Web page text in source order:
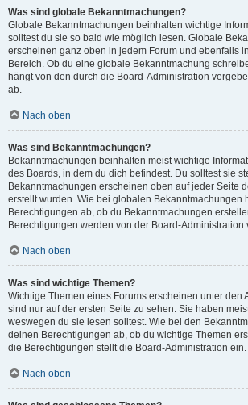
Was sind globale Bekanntmachungen?
Globale Bekanntmachungen beinhalten wichtige
solltest du sie so bald wie möglich lesen. Globale
erscheinen ganz oben in jedem Forum und ebenfalls
Bereich. Ob du eine globale Bekanntmachung
hängt von den durch die Board-Administration
ab.
Nach oben
Was sind Bekanntmachungen?
Bekanntmachungen beinhalten meist wichtige
des Boards, in dem du dich befindest. Du solltest sie
Bekanntmachungen erscheinen oben auf jeder Seite
erstellt wurden. Wie bei globalen Bekanntmachungen
Berechtigungen ab, ob du Bekanntmachungen
Berechtigungen werden von der Board-Administration
Nach oben
Was sind wichtige Themen?
Wichtige Themen eines Forums erscheinen unter den
sind nur auf der ersten Seite zu sehen. Sie haben
weswegen du sie lesen solltest. Wie bei den
deinen Berechtigungen ab, ob du wichtige Themen
die Berechtigungen stellt die Board-Administration ein.
Nach oben